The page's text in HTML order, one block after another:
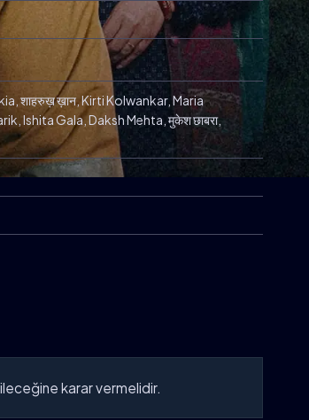
शाहरुख़ ख़ान, Kirti Kolwankar, Maria
Ishita Gala, Daksh Mehta, मुकेश छाबरा,
karar vermelidir.